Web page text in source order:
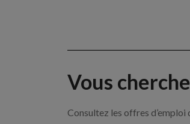
Vous
Consultez les offres